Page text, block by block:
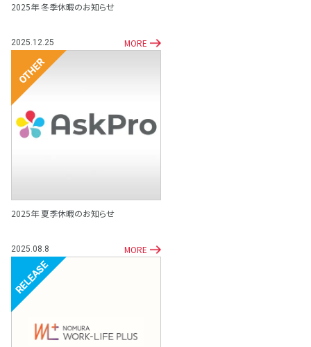
2025年 冬季休暇のお知らせ
2025.12.25 MORE
その他
2025年 夏季休暇のお知らせ
2025.08.8 MORE
リリース